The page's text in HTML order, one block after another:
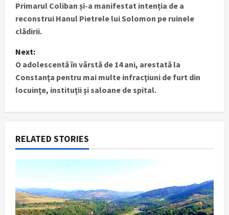
o
s
t
n
a
v
i
g
a
t
Primarul Coliban și-a manifestat intenția de a
reconstrui Hanul Pietrele lui Solomon pe ruinele
clădirii.
Next:
O adolescentă în vârstă de 14 ani, arestată la
Constanţa pentru mai multe infracţiuni de furt din
locuinţe, instituţii şi saloane de spital.
RELATED STORIES